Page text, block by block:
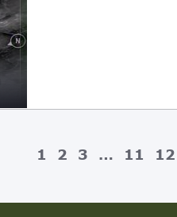
1 2 3 … 11 12